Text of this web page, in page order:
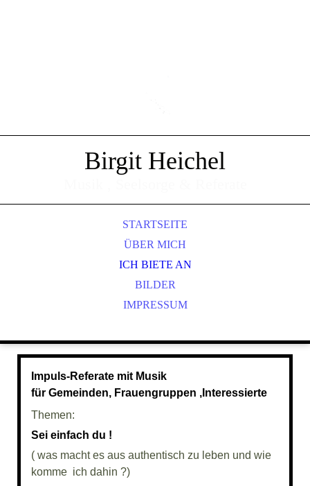
Birgit Heichel
STARTSEITE
ÜBER MICH
ICH BIETE AN
BILDER
IMPRESSUM
Impuls-Referate mit Musik
für Gemeinden, Frauengruppen ,Interessierte
Themen:
Sei einfach du !
( was macht es aus authentisch zu leben und wie
komme ich dahin ?)